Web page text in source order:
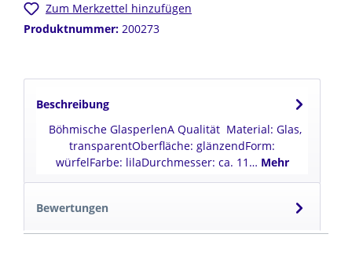
Zum Merkzettel hinzufügen
Produktnummer: 200273
Beschreibung
Böhmische GlasperlenA Qualität Material: Glas,
transparentOberfläche: glänzendForm:
würfelFarbe: lilaDurchmesser: ca. 11… Mehr
Bewertungen